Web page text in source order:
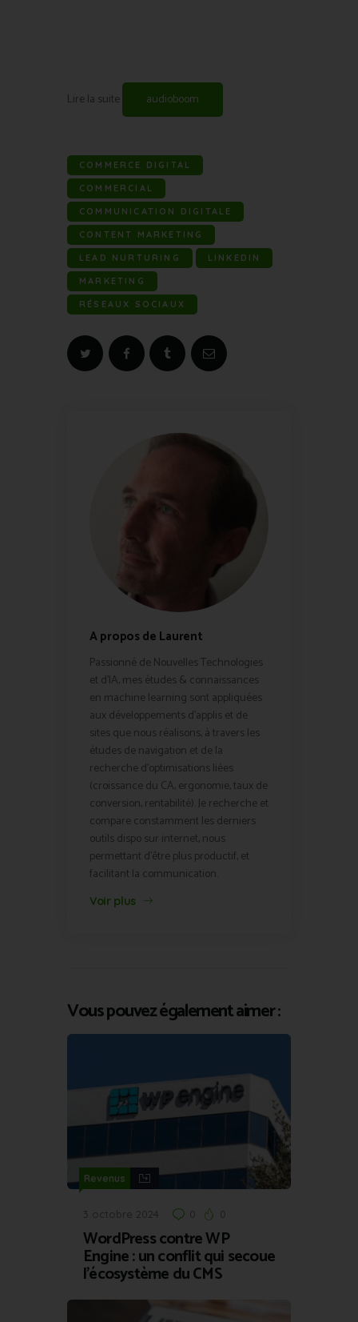
Lire la suite audioboom
COMMERCE DIGITAL
COMMERCIAL
COMMUNICATION DIGITALE
CONTENT MARKETING
LEAD NURTURING LINKEDIN
MARKETING
RÉSEAUX SOCIAUX
A propos de Laurent
Passionné de Nouvelles Technologies
et d'IA, mes études & connaissances
en machine learning sont appliquées
aux développements d'applis et de
sites que nous réalisons, à travers les
études de navigation et de la
recherche d'optimisations liées
(croissance du CA, ergonomie, taux de
conversion, rentabilité). Je recherche et
compare constamment les derniers
outils dispo sur internet, nous
permettant d'être plus productif, et
facilitant la communication.
Voir plus
Vous pouvez également aimer :
Revenus
3 octobre 2024 0 0
WordPress contre WP
Engine : un conflit qui secoue
l’écosystème du CMS